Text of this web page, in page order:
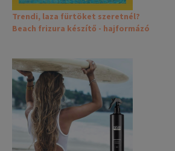
Trendi, laza fürtöket szeretnél?
Beach frizura készítő - hajformázó